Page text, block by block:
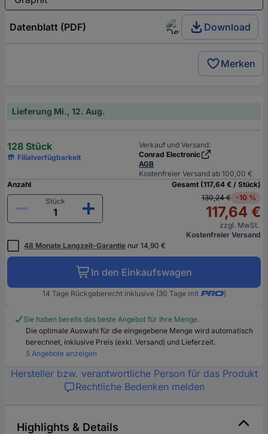
Datenblatt (PDF) Download
Merken
Lieferung Mi., 12. Aug.
128 Stück
Filialverfügbarkeit
Verkauf und Versand:
Conrad Electronic
AGB
Kostenfreier Versand ab 100,00 €
Anzahl
Stück
Gesamt (117,64 € / Stück)
130,24 € -10 %
117,64 €
zzgl. MwSt.
Kostenfreier Versand
48 Monate Langzeit-Garantie nur 14,90 €
In den Einkaufswagen
14 Tage Rückgaberecht inklusive (30 Tage mit )
Sie haben bereits das beste Angebot für Ihre Menge.
Die optimale Auswahl für die eingegebene Menge wird automatisch
berechnet, inklusive Preis (exkl. Versand) und Lieferzeit.
5 Angebote anzeigen
Hersteller bzw. verantwortliche Person für das Produkt
Rechtliche Bedenken melden
Highlights & Details